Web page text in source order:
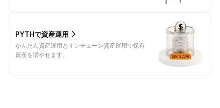
PYTHで資産運用
かんたん資産運用とオンチェーン資産運用で保有
資産を増やせます。